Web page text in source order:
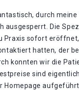
durch
ausgesperrt. Die
Praxis sofort
hatten, der
konnten wir die
sind
Homepage